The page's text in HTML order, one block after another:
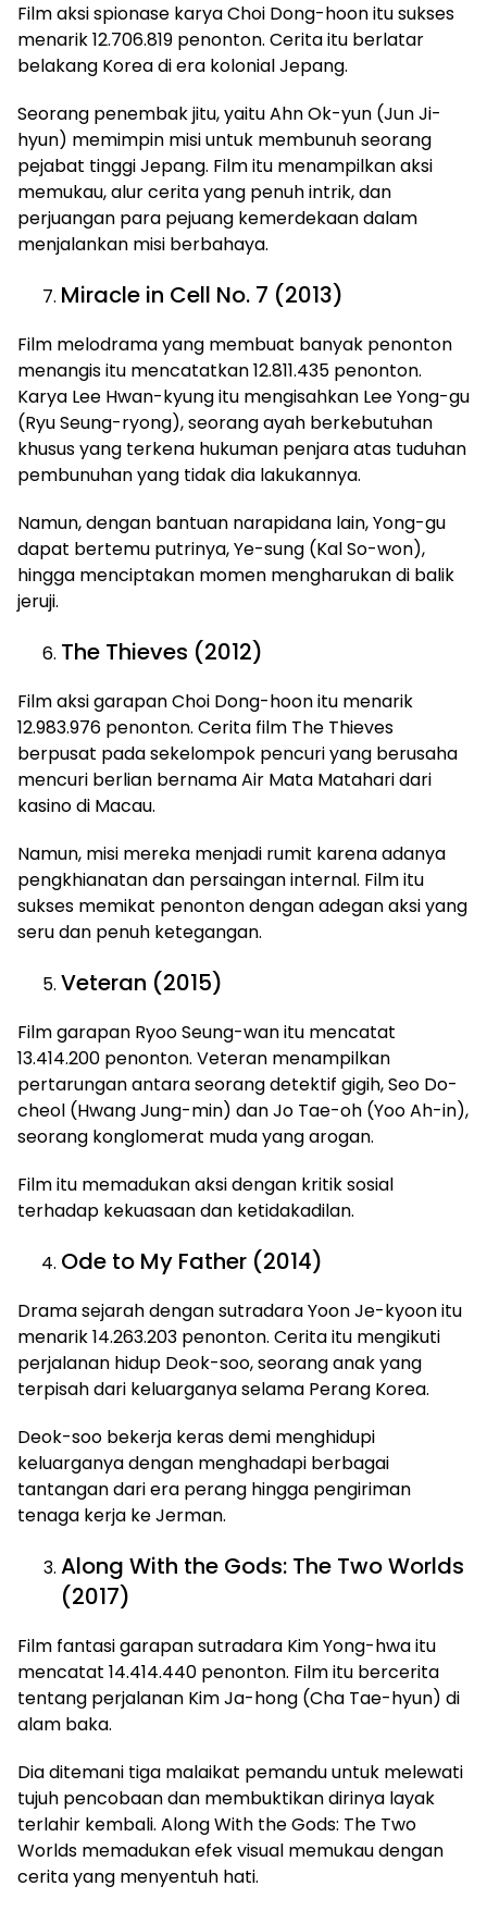
Film aksi spionase karya Choi Dong-hoon itu sukses
menarik 12.706.819 penonton. Cerita itu berlatar
belakang Korea di era kolonial Jepang.
Seorang penembak jitu, yaitu Ahn Ok-yun (Jun Ji-
hyun) memimpin misi untuk membunuh seorang
pejabat tinggi Jepang. Film itu menampilkan aksi
memukau, alur cerita yang penuh intrik, dan
perjuangan para pejuang kemerdekaan dalam
menjalankan misi berbahaya.
Miracle in Cell No. 7 (2013)
Film melodrama yang membuat banyak penonton
menangis itu mencatatkan 12.811.435 penonton.
Karya Lee Hwan-kyung itu mengisahkan Lee Yong-gu
(Ryu Seung-ryong), seorang ayah berkebutuhan
khusus yang terkena hukuman penjara atas tuduhan
pembunuhan yang tidak dia lakukannya.
Namun, dengan bantuan narapidana lain, Yong-gu
dapat bertemu putrinya, Ye-sung (Kal So-won),
hingga menciptakan momen mengharukan di balik
jeruji.
The Thieves (2012)
Film aksi garapan Choi Dong-hoon itu menarik
12.983.976 penonton. Cerita film The Thieves
berpusat pada sekelompok pencuri yang berusaha
mencuri berlian bernama Air Mata Matahari dari
kasino di Macau.
Namun, misi mereka menjadi rumit karena adanya
pengkhianatan dan persaingan internal. Film itu
sukses memikat penonton dengan adegan aksi yang
seru dan penuh ketegangan.
Veteran (2015)
Film garapan Ryoo Seung-wan itu mencatat
13.414.200 penonton. Veteran menampilkan
pertarungan antara seorang detektif gigih, Seo Do-
cheol (Hwang Jung-min) dan Jo Tae-oh (Yoo Ah-in),
seorang konglomerat muda yang arogan.
Film itu memadukan aksi dengan kritik sosial
terhadap kekuasaan dan ketidakadilan.
Ode to My Father (2014)
Drama sejarah dengan sutradara Yoon Je-kyoon itu
menarik 14.263.203 penonton. Cerita itu mengikuti
perjalanan hidup Deok-soo, seorang anak yang
terpisah dari keluarganya selama Perang Korea.
Deok-soo bekerja keras demi menghidupi
keluarganya dengan menghadapi berbagai
tantangan dari era perang hingga pengiriman
tenaga kerja ke Jerman.
Along With the Gods: The Two Worlds
(2017)
Film fantasi garapan sutradara Kim Yong-hwa itu
mencatat 14.414.440 penonton. Film itu bercerita
tentang perjalanan Kim Ja-hong (Cha Tae-hyun) di
alam baka.
Dia ditemani tiga malaikat pemandu untuk melewati
tujuh pencobaan dan membuktikan dirinya layak
terlahir kembali. Along With the Gods: The Two
Worlds memadukan efek visual memukau dengan
cerita yang menyentuh hati.